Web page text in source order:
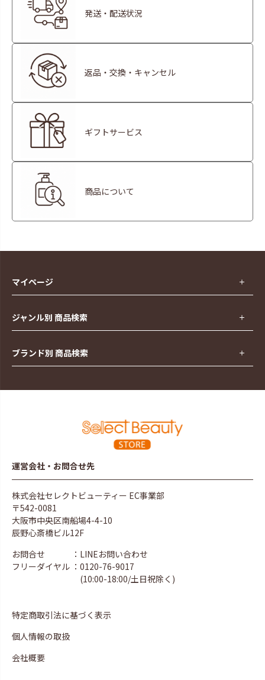
発送・配送状況
返品・交換・キャンセル
ギフトサービス
商品について
マイページ
ジャンル別 商品検索
ブランド別 商品検索
運営会社・お問合せ先
株式会社セレクトビューティー EC事業部
〒542-0081
大阪市中央区南船場4-4-10
辰野心斎橋ビル12F
お問合せ
：LINEお問い合わせ
フリーダイヤル ：0120-76-9017
(10:00-18:00/土日祝除く)
特定商取引法に基づく表示
個人情報の取扱
会社概要